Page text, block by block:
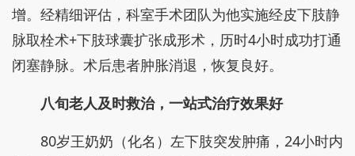
增。经精细评估，科室手术团队为他实施经皮下肢静
脉取栓术+下肢球囊扩张成形术，历时4小时成功打通
闭塞静脉。术后患者肿胀消退，恢复良好。
八旬老人及时救治，一站式治疗效果好
80岁王奶奶（化名）左下肢突发肿痛，24小时内